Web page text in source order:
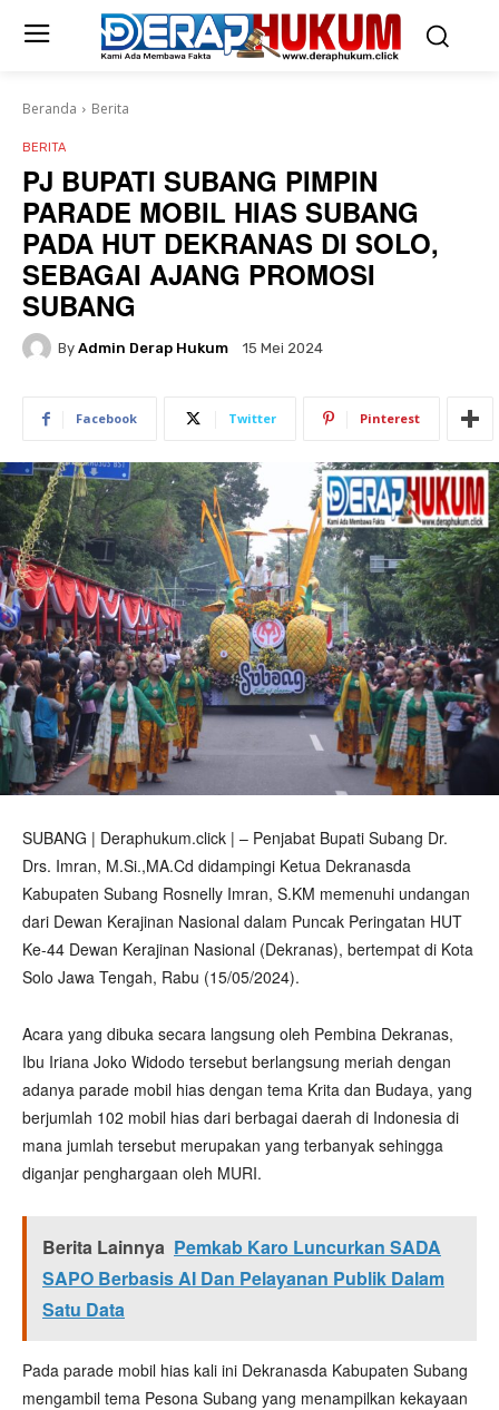
Beranda Berita
BERITA
PJ BUPATI SUBANG PIMPIN
PARADE MOBIL HIAS SUBANG
PADA HUT DEKRANAS DI SOLO,
SEBAGAI AJANG PROMOSI
SUBANG
By Admin Derap Hukum 15 Mei 2024
Facebook Twitter Pinterest
SUBANG | Deraphukum.click | – Penjabat Bupati Subang Dr.
Drs. Imran, M.Si.,MA.Cd didampingi Ketua Dekranasda
Kabupaten Subang Rosnelly Imran, S.KM memenuhi undangan
dari Dewan Kerajinan Nasional dalam Puncak Peringatan HUT
Ke-44 Dewan Kerajinan Nasional (Dekranas), bertempat di Kota
Solo Jawa Tengah, Rabu (15/05/2024).
Acara yang dibuka secara langsung oleh Pembina Dekranas,
Ibu Iriana Joko Widodo tersebut berlangsung meriah dengan
adanya parade mobil hias dengan tema Krita dan Budaya, yang
berjumlah 102 mobil hias dari berbagai daerah di Indonesia di
mana jumlah tersebut merupakan yang terbanyak sehingga
diganjar penghargaan oleh MURI.
Berita Lainnya Pemkab Karo Luncurkan SADA
SAPO Berbasis AI Dan Pelayanan Publik Dalam
Satu Data
Pada parade mobil hias kali ini Dekranasda Kabupaten Subang
mengambil tema Pesona Subang yang menampilkan kekayaan